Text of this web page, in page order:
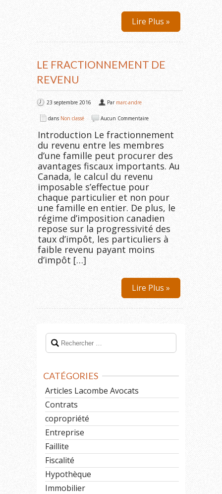
Lire Plus »
LE FRACTIONNEMENT DE
REVENU
23 septembre 2016 Par marc-andre
dans Non classé Aucun Commentaire
Introduction Le fractionnement
du revenu entre les membres
d’une famille peut procurer des
avantages fiscaux importants. Au
Canada, le calcul du revenu
imposable s’effectue pour
chaque particulier et non pour
une famille en entier. De plus, le
régime d’imposition canadien
repose sur la progressivité des
taux d’impôt, les particuliers à
faible revenu payant moins
d’impôt […]
Lire Plus »
CATÉGORIES
Articles Lacombe Avocats
Contrats
copropriété
Entreprise
Faillite
Fiscalité
Hypothèque
Immobilier